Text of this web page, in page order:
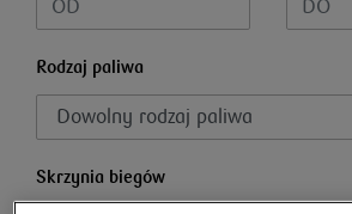
Rodzaj paliwa
Skrzynia biegów